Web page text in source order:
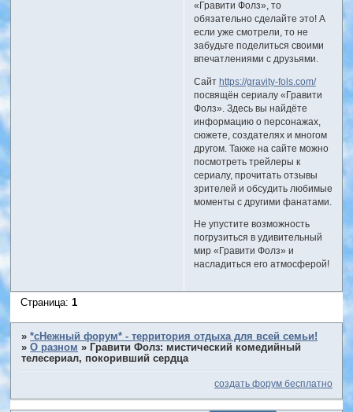
«Гравити Фолз», то
обязательно сделайте это! А
если уже смотрели, то не
забудьте поделиться своими
впечатлениями с друзьями.
Сайт https://gravity-fols.com/
посвящён сериалу «Гравити
Фолз». Здесь вы найдёте
информацию о персонажах,
сюжете, создателях и многом
другом. Также на сайте можно
посмотреть трейлеры к
сериалу, прочитать отзывы
зрителей и обсудить любимые
моменты с другими фанатами.
Не упустите возможность
погрузиться в удивительный
мир «Гравити Фолз» и
насладиться его атмосферой!
Страница:1
»*сНежный форум* - территория отдыха для всей семьи!
»О разном » Гравити Фолз: мистический комедийный
телесериал, покоривший сердца
создать форум бесплатно